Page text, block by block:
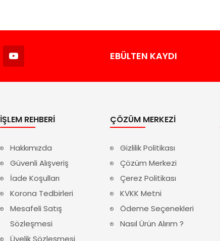
EBÜLTEN KAYDI
İŞLEM REHBERI
Hakkımızda
Güvenli Alışveriş
İade Koşulları
Korona Tedbirleri
Mesafeli Satış
Sözleşmesi
ÇÖZÜM MERKEZI
Gizlilik Politikası
Çözüm Merkezi
Çerez Politikası
KVKK Metni
Ödeme Seçenekleri
Nasıl Ürün Alırım ?